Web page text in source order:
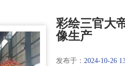
彩绘三官大
像生产
发布于： 2024-10-26